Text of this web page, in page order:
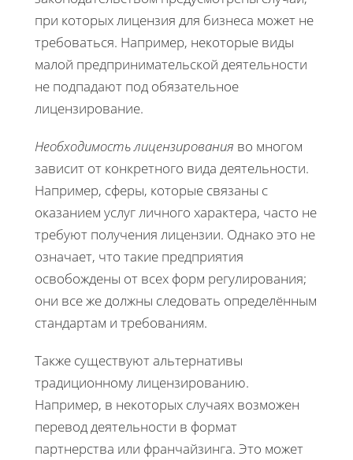
при которых лицензия для бизнеса может не
требоваться. Например, некоторые виды
малой предпринимательской деятельности
не подпадают под обязательное
лицензирование.
Необходимость лицензирования во многом
зависит от конкретного вида деятельности.
Например, сферы, которые связаны с
оказанием услуг личного характера, часто не
требуют получения лицензии. Однако это не
означает, что такие предприятия
освобождены от всех форм регулирования;
они все же должны следовать определённым
стандартам и требованиям.
Также существуют альтернативы
традиционному лицензированию.
Например, в некоторых случаях возможен
перевод деятельности в формат
партнерства или франчайзинга. Это может